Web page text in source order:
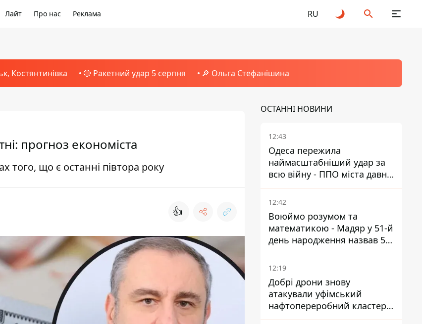
Лайт Про нас Реклама RU
Костянтинівка 🔴 Ракетний удар 5 серпня 🔎 Ольга Стефанішина
прогноз економіста
що є останні півтора року
👍
ОСТАННІ НОВИНИ
12:43
Одеса пережила
наймасштабніший удар за
всю війну - ППО міста давно
потребує посилення
12:42
Воюймо розумом та
математикою - Мадяр у 51-й
день народження назвав 5
умов поразки РФ
12:19
Добрі дрони знову
атакували уфімський
нафтопереробний кластер -
один упав на недобудову